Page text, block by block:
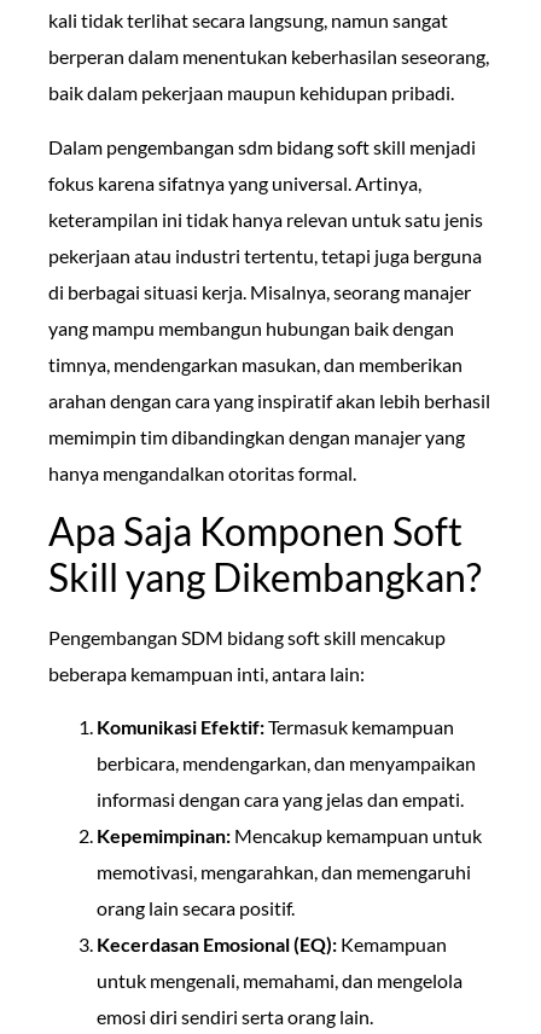
kali tidak terlihat secara langsung, namun sangat
berperan dalam menentukan keberhasilan seseorang,
baik dalam pekerjaan maupun kehidupan pribadi.
Dalam pengembangan sdm bidang soft skill menjadi
fokus karena sifatnya yang universal. Artinya,
keterampilan ini tidak hanya relevan untuk satu jenis
pekerjaan atau industri tertentu, tetapi juga berguna
di berbagai situasi kerja. Misalnya, seorang manajer
yang mampu membangun hubungan baik dengan
timnya, mendengarkan masukan, dan memberikan
arahan dengan cara yang inspiratif akan lebih berhasil
memimpin tim dibandingkan dengan manajer yang
hanya mengandalkan otoritas formal.
Apa Saja Komponen Soft
Skill yang Dikembangkan?
Pengembangan SDM bidang soft skill mencakup
beberapa kemampuan inti, antara lain:
Komunikasi Efektif:Termasuk kemampuan
berbicara, mendengarkan, dan menyampaikan
informasi dengan cara yang jelas dan empati.
Kepemimpinan: Mencakup kemampuan untuk
memotivasi, mengarahkan, dan memengaruhi
orang lain secara positif.
Kecerdasan Emosional (EQ): Kemampuan
untuk mengenali, memahami, dan mengelola
emosi diri sendiri serta orang lain.